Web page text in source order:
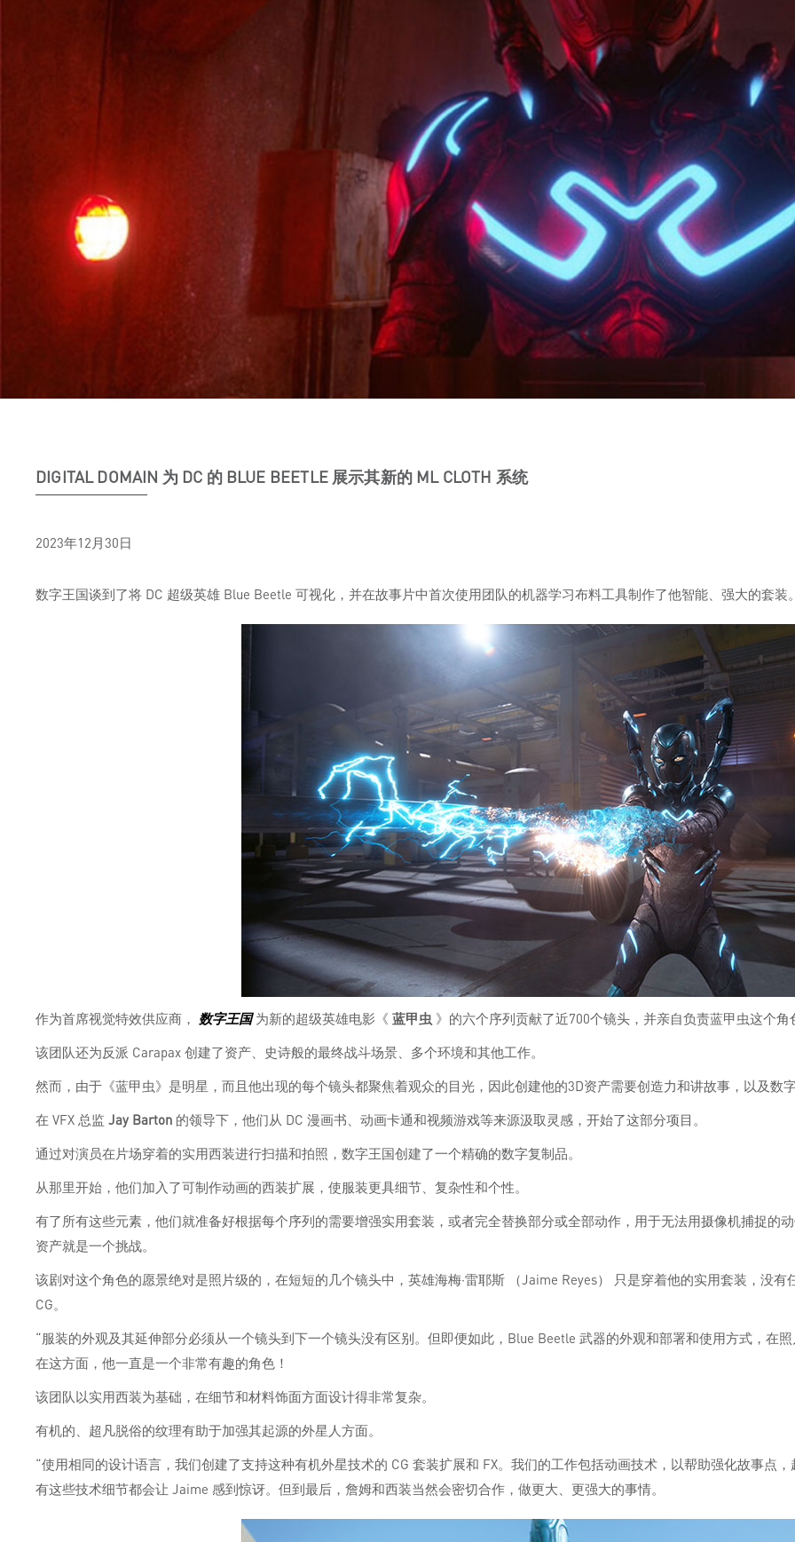
DIGITAL DOMAIN 为 DC 的 BLUE BEETLE 展示其新的 ML CLOTH 系统
2023年12月30日
数字王国谈到了将 DC 超级英雄 Blue Beetle 可视化，并在故事片中首次使用团队的机器学习布料工具制作了他智能、强大的套装
作为首席视觉特效供应商， 数字王国为新的超级英雄电影《 蓝甲虫 》的六个序列贡献了近700个镜头，并亲自负责蓝甲虫这个角
该团队还为反派 Carapax 创建了资产、史诗般的最终战斗场景、多个环境和其他工作。
然而，由于《蓝甲虫》是明星，而且他出现的每个镜头都聚焦着观众的目光，因此创建他的3D资产需要创造力和讲故事，以及数
在 VFX 总监 Jay Barton 的领导下，他们从 DC 漫画书、动画卡通和视频游戏等来源汲取灵感，开始了这部分项目。
通过对演员在片场穿着的实用西装进行扫描和拍照，数字王国创建了一个精确的数字复制品。
从那里开始，他们加入了可制作动画的西装扩展，使服装更具细节、复杂性和个性。
有了所有这些元素，他们就准备好根据每个序列的需要增强实用套装，或者完全替换部分或全部动作，用于无法用摄像机捕捉的
资产就是一个挑战。
该剧对这个角色的愿景绝对是照片级的，在短短的几个镜头中，英雄海梅·雷耶斯 （Jaime Reyes） 只是穿着他的实用套装，没
CG。
“服装的外观及其延伸部分必须从一个镜头到下一个镜头没有区别。但即便如此，Blue Beetle 武器的外观和部署和使用方式，在
在这方面，他一直是一个非常有趣的角色！
该团队以实用西装为基础，在细节和材料饰面方面设计得非常复杂。
有机的、超凡脱俗的纹理有助于加强其起源的外星人方面。
“使用相同的设计语言，我们创建了支持这种有机外星技术的 CG 套装扩展和 FX。我们的工作包括动画技术，以帮助强化故事点
有这些技术细节都会让 Jaime 感到惊讶。但到最后，詹姆和西装当然会密切合作，做更大、更强大的事情。